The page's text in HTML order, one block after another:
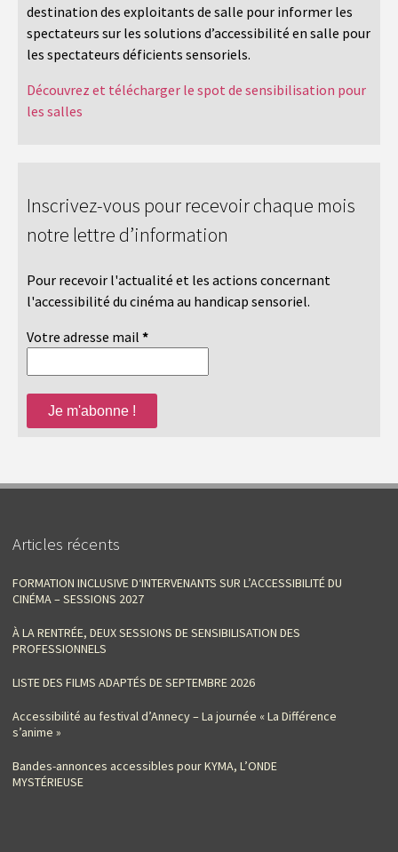
destination des exploitants de salle pour informer les
spectateurs sur les solutions d’accessibilité en salle pour
les spectateurs déficients sensoriels.
Découvrez et télécharger le spot de sensibilisation pour
les salles
Inscrivez-vous pour recevoir chaque mois
notre lettre d’information
Pour recevoir l'actualité et les actions concernant
l'accessibilité du cinéma au handicap sensoriel.
Votre adresse mail *
Articles récents
FORMATION INCLUSIVE D‘INTERVENANTS SUR L’ACCESSIBILITÉ DU
CINÉMA – SESSIONS 2027
À LA RENTRÉE, DEUX SESSIONS DE SENSIBILISATION DES
PROFESSIONNELS
LISTE DES FILMS ADAPTÉS DE SEPTEMBRE 2026
Accessibilité au festival d’Annecy – La journée « La Différence
s’anime »
Bandes-annonces accessibles pour KYMA, L’ONDE
MYSTÉRIEUSE